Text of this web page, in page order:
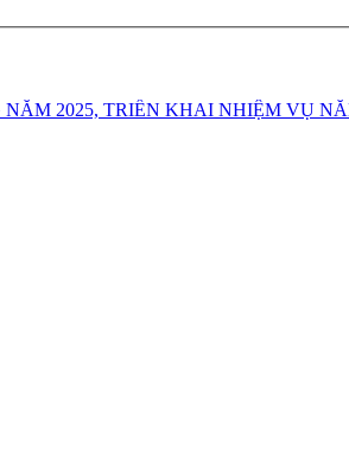
2025, TRIỂN KHAI NHIỆM VỤ